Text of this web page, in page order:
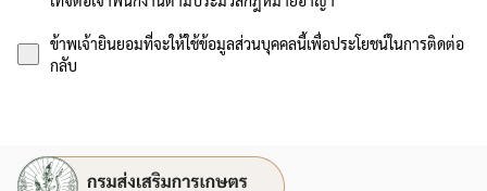
ข้าพเจ้ายินยอมที่จะให้ใช้ข้อมูลส่วนบุคคลนี้เพื่อประโยชน์ในการติดต่อ
กลับ